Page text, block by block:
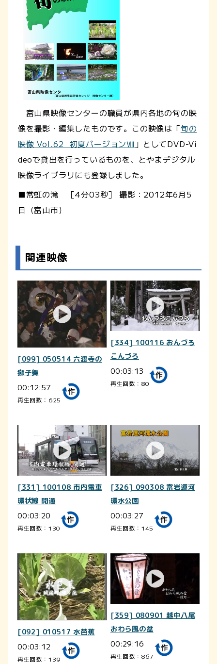
富山県映像センターの職員が県内各地の旬の映
像を撮影・編集したものです。この映像は「旬の
映像 Vol.62 初夏バージョンⅧ 」としてDVD-Vi
deoで貸出を行っているものを、とやまデジタル
映像ライブラリにも登録しました。
■常虹の滝 ［4分03秒］ 撮影：2012年6月5
日（富山市）
関連映像
[099] 050514 六渡寺の
獅子舞
00:12:57
再生回数：625
[334] 100116 おんづろ
こんづろ
00:03:13
再生回数：80
[331] 100108 市内電車
環状線 開通
00:03:20
再生回数：130
[326] 090308 富岩運河
環水公園
00:03:27
再生回数：145
[092] 010517 水芭蕉
00:03:12
再生回数：139
[359] 080901 越中八尾
おわら風の盆
00:29:16
再生回数：867